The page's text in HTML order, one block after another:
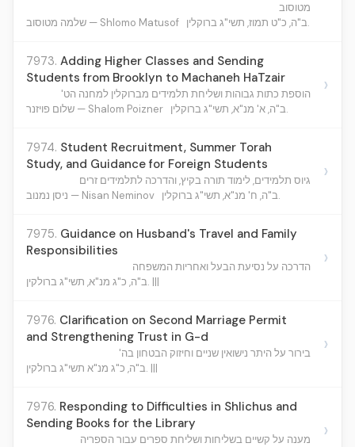
מטוסוב
שלמה מטוסוב — Shlomo Matusof
ב"ה, כ"ט תמוז, תשי"ג ברוקלין.
7973. Adding Higher Classes and Sending
Students from Brooklyn to Machaneh HaTzair
הוספת כתות גבוהות ושליחת תלמידים מברוקלין למחנה הט'
שלום פויזנר — Shalom Poizner
ב"ה, א' מנ"א, תשי"ג ברוקלין.
›
7974. Student Recruitment, Summer Torah
Study, and Guidance for Foreign Students
גיוס תלמידים, לימוד תורה בקיץ, והדרכה לתלמידים זרים
ניסן נמנוב — Nisan Neminov
ב"ה, ח' מנ"א, תשי"ג ברוקלין.
›
7975. Guidance on Husband's Travel and Family
Responsibilities
הדרכה על נסיעת הבעל ואחריות המשפחה
ב"ה, כ"ג מנ"א, תשי"ג ברולקין. |||
›
7976. Clarification on Second Marriage Permit
and Strengthening Trust in G-d
בירור על היתר נישואין שניים וחיזוק הבטחון בה'
ב"ה, כ"ג מנ"א תשי"ג ברולקין. |||
›
7976. Responding to Difficulties in Shlichus and
Sending Books for the Library
מענה על קשיים בשליחות ושליחת ספרים עבור הספריה
›